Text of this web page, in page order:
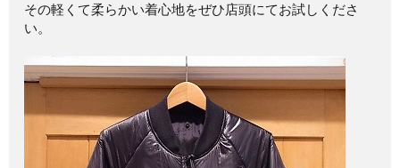
その軽くて柔らかい着心地をぜひ店頭にてお試しくださ
い。